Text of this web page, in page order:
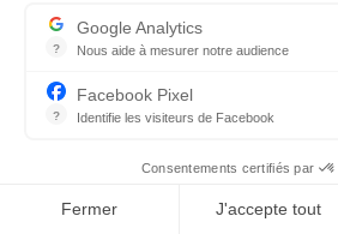
contraires à la législation
bonnes mœurs et aux
présentes. A ce titre, Nous
droit de retirer à tout
Utilisateur qui ne respecte
Conditions d’Utilisation et
?
Google Analytics
Nous aide à mesurer notre audience
?
Facebook Pixel
Identifie les visiteurs de Facebook
Consentements certifiés par
Fermer J'accepte tout